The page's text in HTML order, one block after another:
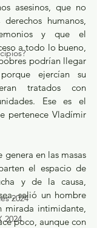
2024
2024
asesinos, que no
humanos,
y que el
a todo lo bueno,
podrían llegar
ejercían su
tratados con
Ese es el
pertenece Vladímir
en las masas
el espacio de
y de la causa,
salió un hombre
mirada intimidante,
poco, aunque con